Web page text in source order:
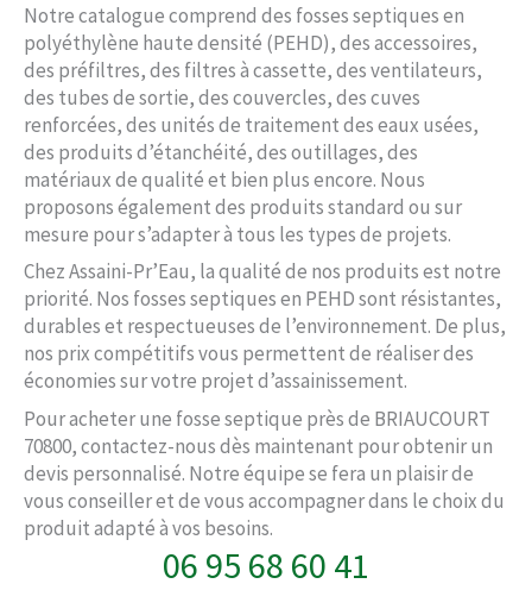
Notre catalogue comprend des fosses septiques en
polyéthylène haute densité (PEHD), des accessoires,
des préfiltres, des filtres à cassette, des ventilateurs,
des tubes de sortie, des couvercles, des cuves
renforcées, des unités de traitement des eaux usées,
des produits d’étanchéité, des outillages, des
matériaux de qualité et bien plus encore. Nous
proposons également des produits standard ou sur
mesure pour s’adapter à tous les types de projets.
Chez Assaini-Pr’Eau, la qualité de nos produits est notre
priorité. Nos fosses septiques en PEHD sont résistantes,
durables et respectueuses de l’environnement. De plus,
nos prix compétitifs vous permettent de réaliser des
économies sur votre projet d’assainissement.
Pour acheter une fosse septique près de BRIAUCOURT
70800, contactez-nous dès maintenant pour obtenir un
devis personnalisé. Notre équipe se fera un plaisir de
vous conseiller et de vous accompagner dans le choix du
produit adapté à vos besoins.
06 95 68 60 41